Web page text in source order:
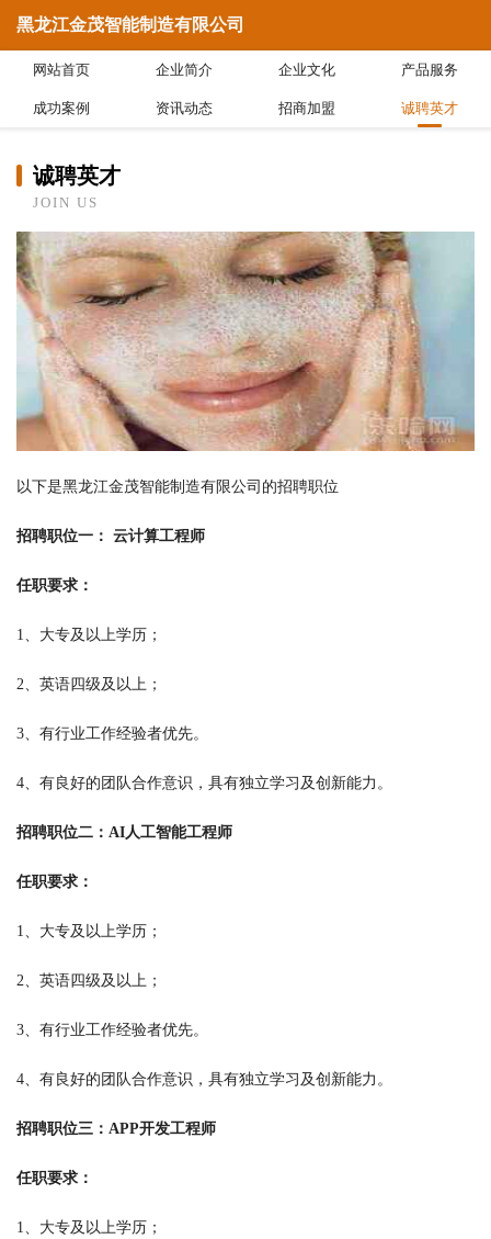
黑龙江金茂智能制造有限公司
网站首页 企业简介 企业文化 产品服务
成功案例 资讯动态 招商加盟 诚聘英才
诚聘英才
JOIN US
以下是黑龙江金茂智能制造有限公司的招聘职位
招聘职位一： 云计算工程师
任职要求：
1、大专及以上学历；
2、英语四级及以上；
3、有行业工作经验者优先。
4、有良好的团队合作意识，具有独立学习及创新能力。
招聘职位二：AI人工智能工程师
任职要求：
1、大专及以上学历；
2、英语四级及以上；
3、有行业工作经验者优先。
4、有良好的团队合作意识，具有独立学习及创新能力。
招聘职位三：APP开发工程师
任职要求：
1、大专及以上学历；